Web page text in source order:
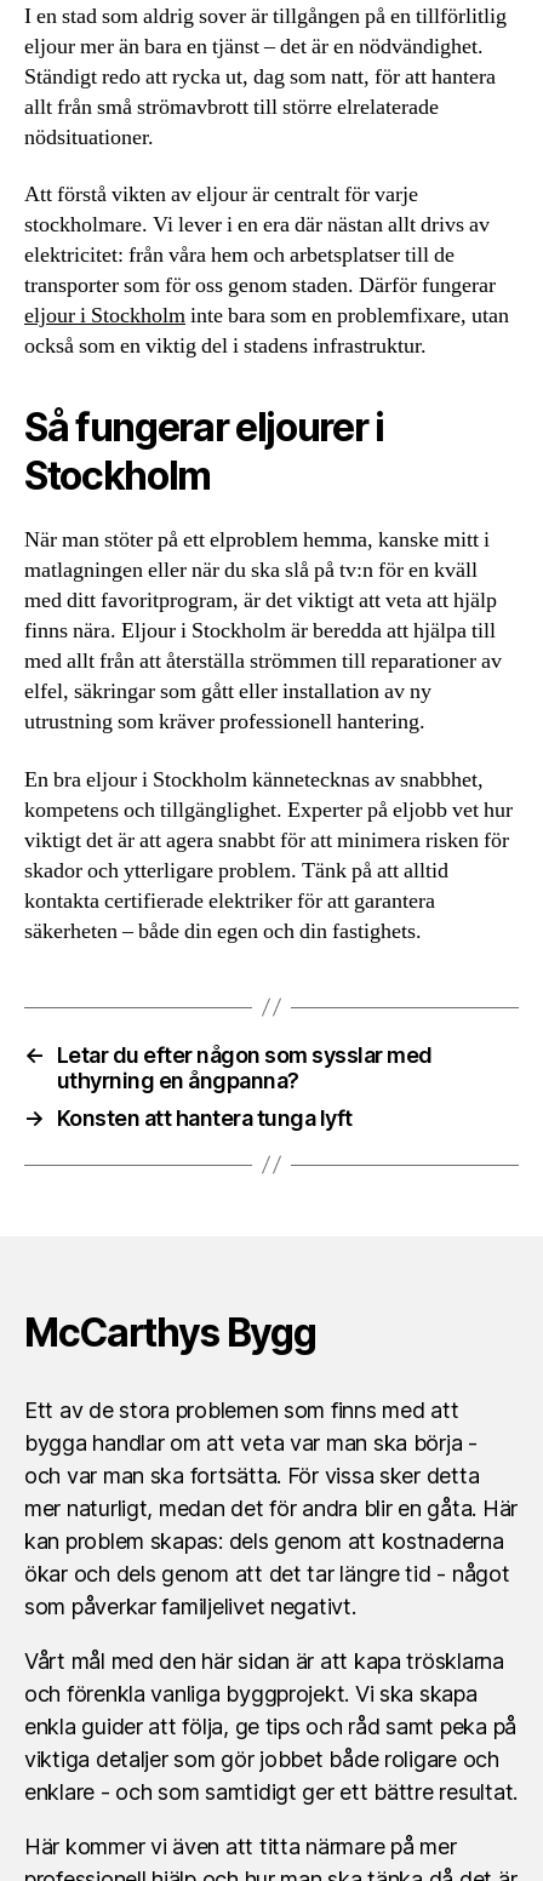
I en stad som aldrig sover är tillgången på en tillförlitlig
eljour mer än bara en tjänst – det är en nödvändighet.
Ständigt redo att rycka ut, dag som natt, för att hantera
allt från små strömavbrott till större elrelaterade
nödsituationer.
Att förstå vikten av eljour är centralt för varje
stockholmare. Vi lever i en era där nästan allt drivs av
elektricitet: från våra hem och arbetsplatser till de
transporter som för oss genom staden. Därför fungerar
eljour i Stockholminte bara som en problemfixare, utan
också som en viktig del i stadens infrastruktur.
Så fungerar eljourer i
Stockholm
När man stöter på ett elproblem hemma, kanske mitt i
matlagningen eller när du ska slå på tv:n för en kväll
med ditt favoritprogram, är det viktigt att veta att hjälp
finns nära. Eljour i Stockholm är beredda att hjälpa till
med allt från att återställa strömmen till reparationer av
elfel, säkringar som gått eller installation av ny
utrustning som kräver professionell hantering.
En bra eljour i Stockholm kännetecknas av snabbhet,
kompetens och tillgänglighet. Experter på eljobb vet hur
viktigt det är att agera snabbt för att minimera risken för
skador och ytterligare problem. Tänk på att alltid
kontakta certifierade elektriker för att garantera
säkerheten – både din egen och din fastighets.
←
Letar du efter någon som sysslar med
uthyrning en ångpanna?
→
Konsten att hantera tunga lyft
McCarthys Bygg
Ett av de stora problemen som finns med att
bygga handlar om att veta var man ska börja -
och var man ska fortsätta. För vissa sker detta
mer naturligt, medan det för andra blir en gåta. Här
kan problem skapas: dels genom att kostnaderna
ökar och dels genom att det tar längre tid - något
som påverkar familjelivet negativt.
Vårt mål med den här sidan är att kapa trösklarna
och förenkla vanliga byggprojekt. Vi ska skapa
enkla guider att följa, ge tips och råd samt peka på
viktiga detaljer som gör jobbet både roligare och
enklare - och som samtidigt ger ett bättre resultat.
Här kommer vi även att titta närmare på mer